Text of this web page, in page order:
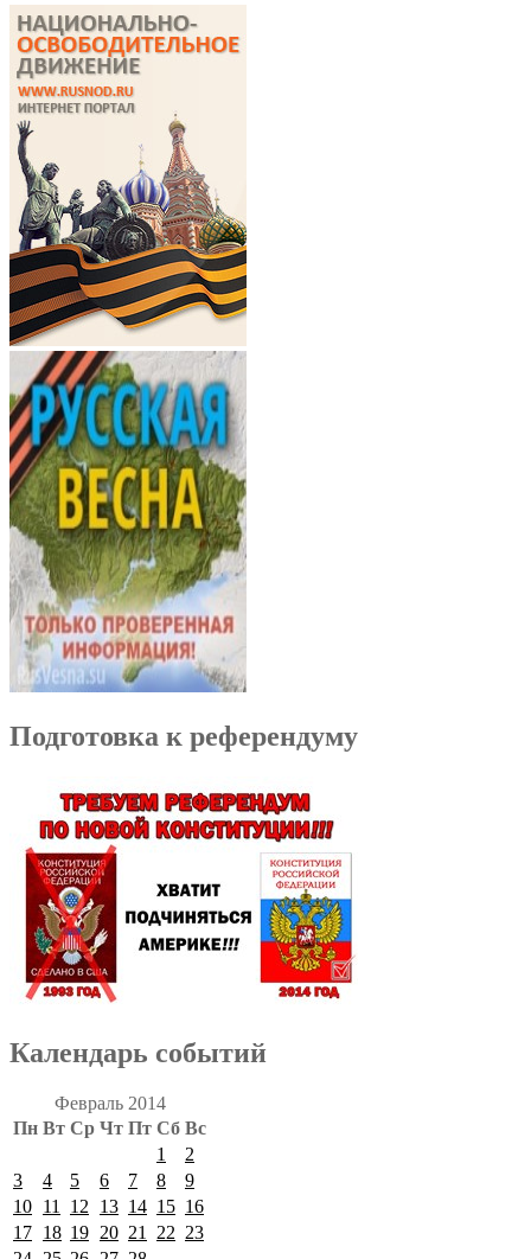
Подготовка к референдуму
Календарь событий
Февраль 2014
Пн Вт Ср Чт Пт Сб Вс
1
2
3
4 5 6 7 8
9
10 11 12 13 14 15 16
17 18 19 20 21 22 23